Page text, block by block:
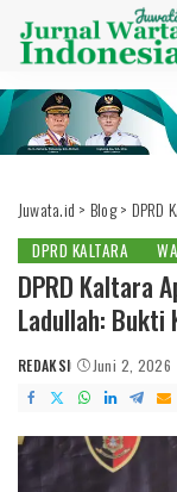
Juwata.id > Blog> DPRD
DPRD KALTARA
DPRD Kaltara
Ladullah: Bukti
POSTED
BY
REDAKSI Juni 2, 2026